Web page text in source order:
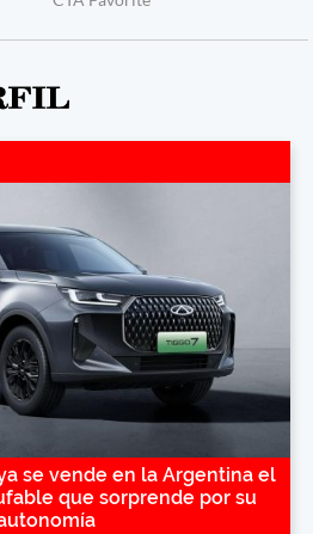
se vende en la Argentina el
que sorprende por su